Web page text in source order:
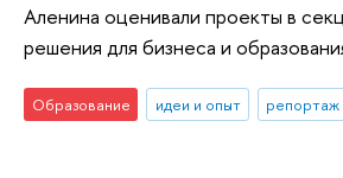
Аленина оценивали проекты в
решения для бизнеса и
Образование идеи и опыт репортаж